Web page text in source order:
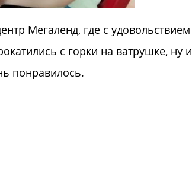
Мегаленд, где с удовольствием
с горки на ватрушке, ну и
понравилось.